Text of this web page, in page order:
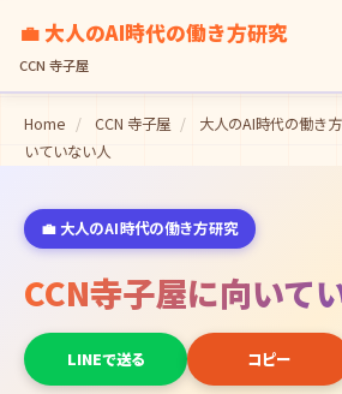
💼 大人のAI時代の働き方研究
CCN 寺子屋
Home / CCN 寺子屋 / 大人のAI時代の働き
いていない人
💼 大人のAI時代の働き方研究
CCN寺子屋に向いて
LINEで送る コピー